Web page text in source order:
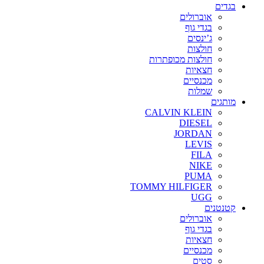
בגדים
אוברולים
בגדי גוף
ג’ינסים
חולצות
חולצות מכופתרות
חצאיות
מכנסיים
שמלות
מותגים
CALVIN KLEIN
DIESEL
JORDAN
LEVIS
FILA
NIKE
PUMA
TOMMY HILFIGER
UGG
קטנטנים
אוברולים
בגדי גוף
חצאיות
מכנסיים
סטים